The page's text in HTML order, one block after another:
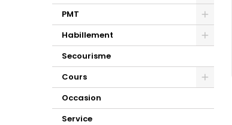
PMT
Habillement
Secourisme
Cours
Occasion
Service